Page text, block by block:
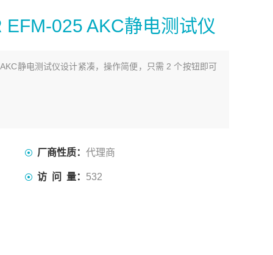
025 AKC静电测试仪
静电测试仪设计紧凑，操作简便，只需 2 个按钮即可
厂商性质： 代理商
访 问 量： 532